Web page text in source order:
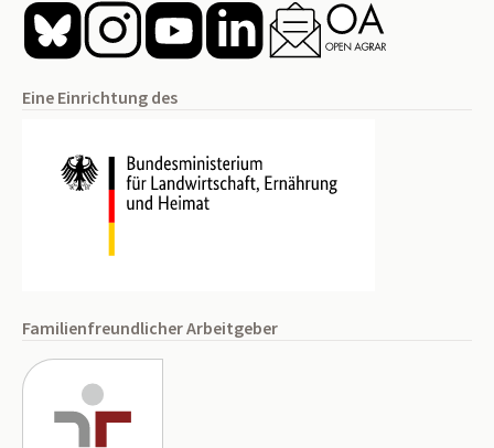
Eine Einrichtung des
Familienfreundlicher Arbeitgeber